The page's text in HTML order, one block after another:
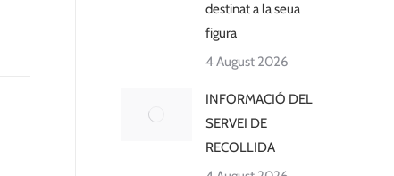
destinat a la seua
figura
4 August 2026
INFORMACIÓ DEL
SERVEI DE
RECOLLIDA